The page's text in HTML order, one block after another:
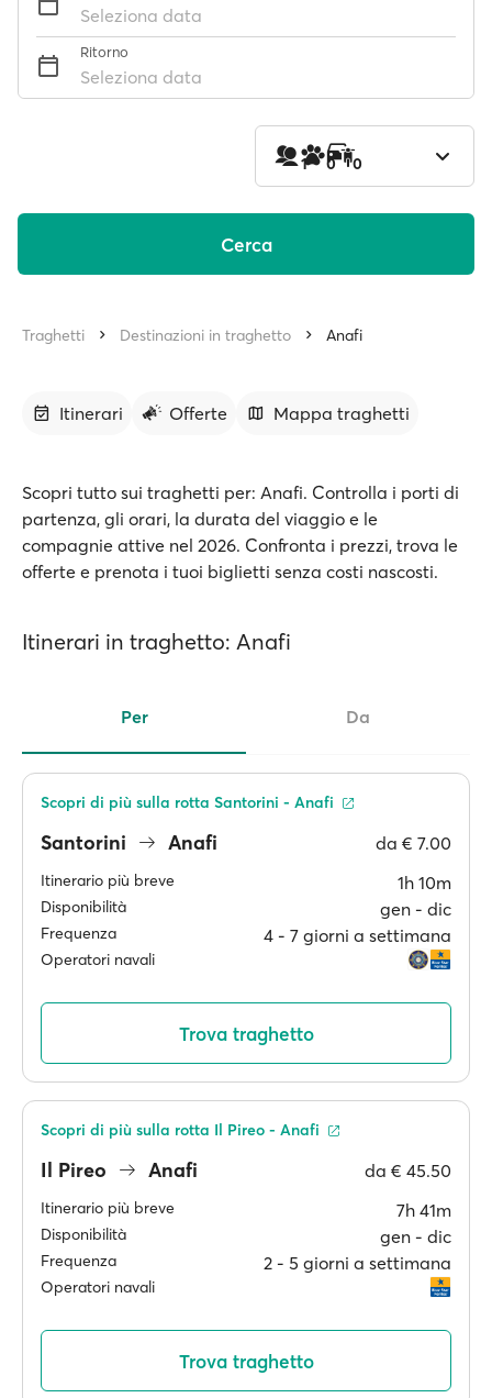
Seleziona data
Ritorno
Seleziona data
1 0 0
Cerca
Traghetti Destinazioni in traghetto Anafi
Itinerari Offerte Mappa traghetti
Scopri tutto sui traghetti per: Anafi. Controlla i porti di
partenza, gli orari, la durata del viaggio e le
compagnie attive nel 2026. Confronta i prezzi, trova le
offerte e prenota i tuoi biglietti senza costi nascosti.
Itinerari in traghetto: Anafi
Per Da
Santorini Anafi da € 7.00
Itinerario più breve 1h 10m
Disponibilità gen ‐ dic
Frequenza 4 ‐ 7 giorni a settimana
Operatori navali
Scopri di più sulla rotta Santorini - Anafi
Trova traghetto
Il Pireo Anafi da € 45.50
Itinerario più breve 7h 41m
Disponibilità gen ‐ dic
Frequenza 2 ‐ 5 giorni a settimana
Operatori navali
Scopri di più sulla rotta Il Pireo - Anafi
Trova traghetto